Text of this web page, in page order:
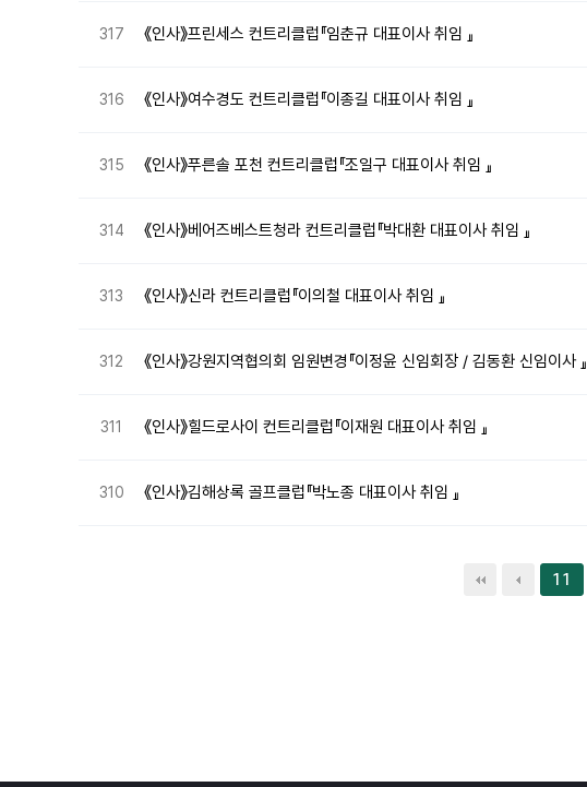
317 《인사》프린세스 컨트리클럽『임춘규 대표이사 취임 』
316 《인사》여수경도 컨트리클럽『이종길 대표이사 취임 』
315 《인사》푸른솔 포천 컨트리클럽『조일구 대표이사 취임 』
314 《인사》베어즈베스트청라 컨트리클럽『박대환 대표이사 취임 』
313 《인사》신라 컨트리클럽『이의철 대표이사 취임 』
312 《인사》강원지역협의회 임원변경『이정윤 신임회장 / 김동환 신임이사 』
311 《인사》힐드로사이 컨트리클럽『이재원 대표이사 취임 』
310 《인사》김해상록 골프클럽『박노종 대표이사 취임 』
11